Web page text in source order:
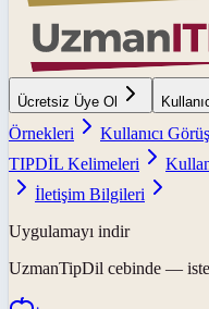
Ücretsiz Üye Ol
Örnekleri
Kullanıcı
TIPDİL Kelimeleri
İletişim Bilgileri
Uygulamayı indir
UzmanTipDil cebinde —